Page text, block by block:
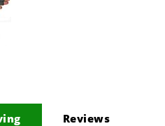
Reviews